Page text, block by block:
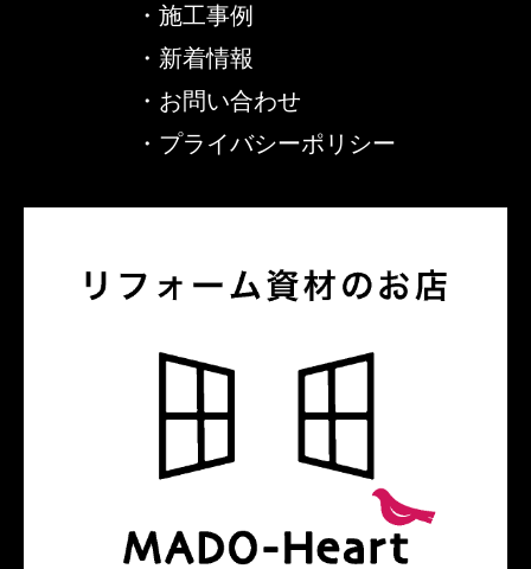
・ 施工事例
・ 新着情報
・ お問い合わせ
・ プライバシーポリシー